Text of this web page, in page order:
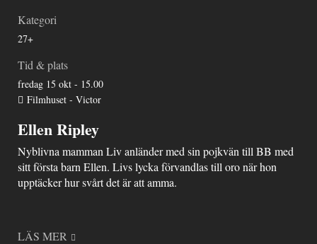
Kategori
27+
Tid & plats
fredag 15 okt - 15.00
Filmhuset - Victor
Ellen Ripley
Nyblivna mamman Liv anländer med sin pojkvän till BB med
sitt första barn Ellen. Livs lycka förvandlas till oro när hon
upptäcker hur svårt det är att amma.
LÄS MER